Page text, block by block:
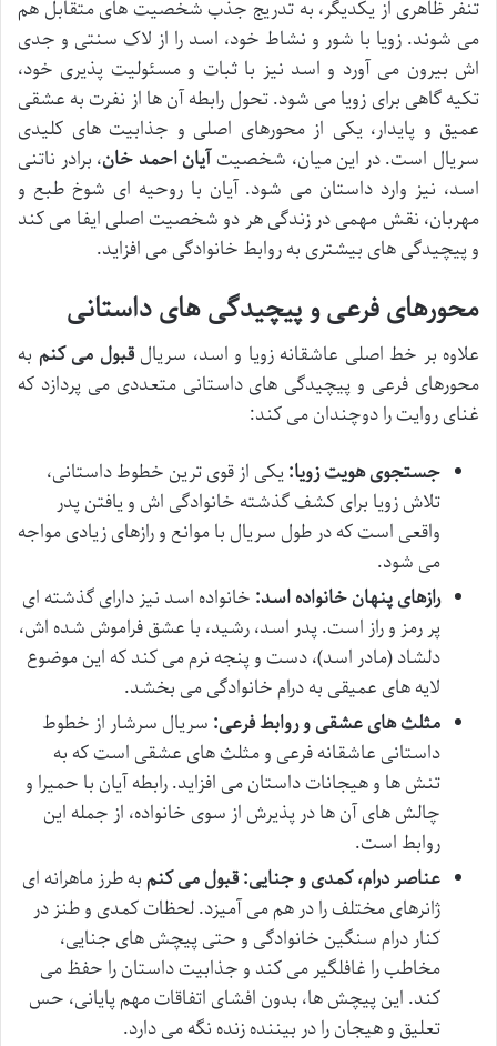
تنفر ظاهری از یکدیگر، به تدریج جذب شخصیت های متقابل هم
می شوند. زویا با شور و نشاط خود، اسد را از لاک سنتی و جدی
اش بیرون می آورد و اسد نیز با ثبات و مسئولیت پذیری خود،
تکیه گاهی برای زویا می شود. تحول رابطه آن ها از نفرت به عشقی
عمیق و پایدار، یکی از محورهای اصلی و جذابیت های کلیدی
سریال است. در این میان، شخصیتآیان احمد خان، برادر ناتنی
اسد، نیز وارد داستان می شود. آیان با روحیه ای شوخ طبع و
مهربان، نقش مهمی در زندگی هر دو شخصیت اصلی ایفا می کند
و پیچیدگی های بیشتری به روابط خانوادگی می افزاید.
محورهای فرعی و پیچیدگی های داستانی
علاوه بر خط اصلی عاشقانه زویا و اسد، سریالقبول می کنم به
محورهای فرعی و پیچیدگی های داستانی متعددی می پردازد که
غنای روایت را دوچندان می کند:
جستجوی هویت زویا:یکی از قوی ترین خطوط داستانی،
تلاش زویا برای کشف گذشته خانوادگی اش و یافتن پدر
واقعی است که در طول سریال با موانع و رازهای زیادی مواجه
می شود.
رازهای پنهان خانواده اسد: خانواده اسد نیز دارای گذشته ای
پر رمز و راز است. پدر اسد، رشید، با عشق فراموش شده اش،
دلشاد (مادر اسد)، دست و پنجه نرم می کند که این موضوع
لایه های عمیقی به درام خانوادگی می بخشد.
مثلث های عشقی و روابط فرعی: سریال سرشار از خطوط
داستانی عاشقانه فرعی و مثلث های عشقی است که به
تنش ها و هیجانات داستان می افزاید. رابطه آیان با حمیرا و
چالش های آن ها در پذیرش از سوی خانواده، از جمله این
روابط است.
عناصر درام، کمدی و جنایی:قبول می کنم به طرز ماهرانه ای
ژانرهای مختلف را در هم می آمیزد. لحظات کمدی و طنز در
کنار درام سنگین خانوادگی و حتی پیچش های جنایی،
مخاطب را غافلگیر می کند و جذابیت داستان را حفظ می
کند. این پیچش ها، بدون افشای اتفاقات مهم پایانی، حس
تعلیق و هیجان را در بیننده زنده نگه می دارد.